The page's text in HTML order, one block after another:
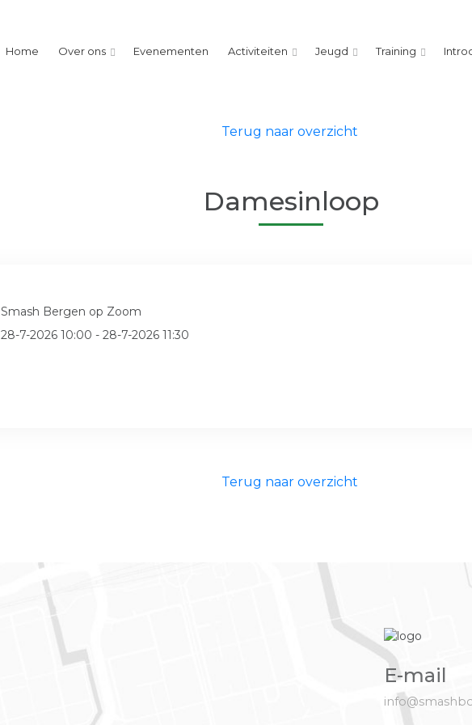
Home Over ons Evenementen Activiteiten Jeugd Training
Terug naar overzicht
Damesinloop
Smash Bergen op Zoom
28-7-2026 10:00 - 28-7-2026 11:30
Terug naar overzicht
E-mail